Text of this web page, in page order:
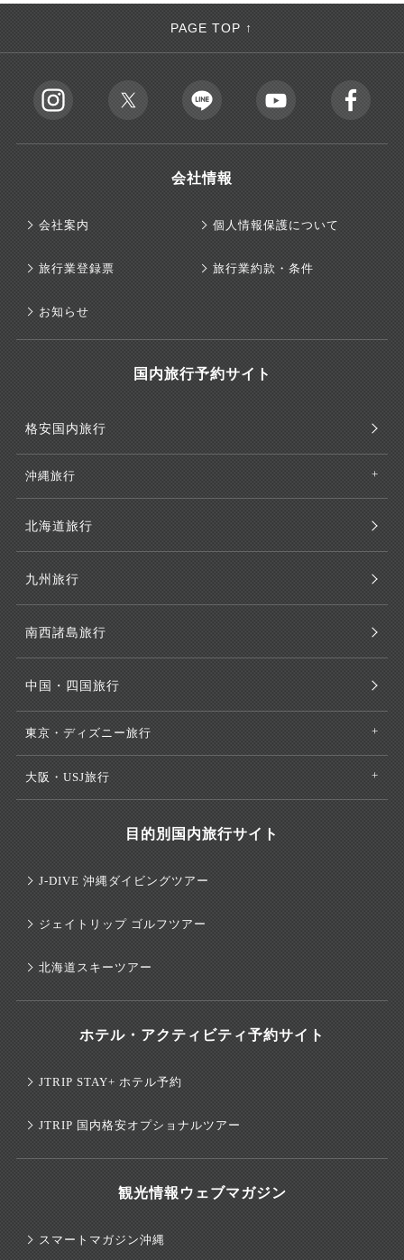
PAGE TOP ↑
会社情報
会社案内 個人情報保護について
旅行業登録票 旅行業約款・条件
お知らせ
国内旅行予約サイト
格安国内旅行
沖縄旅行
北海道旅行
九州旅行
南西諸島旅行
中国・四国旅行
東京・ディズニー旅行
大阪・USJ旅行
目的別国内旅行サイト
J-DIVE 沖縄ダイビングツアー
ジェイトリップ ゴルフツアー
北海道スキーツアー
ホテル・アクティビティ予約サイト
JTRIP STAY+ ホテル予約
JTRIP 国内格安オプショナルツアー
観光情報ウェブマガジン
スマートマガジン沖縄